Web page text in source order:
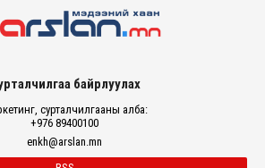
байрлуулах
сурталчилгааны алба:
+976 89400100
enkh@arslan.mn